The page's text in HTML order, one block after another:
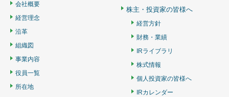
会社概要
経営理念
沿革
組織図
事業内容
役員一覧
所在地
株主・投資家の皆様へ
経営方針
財務・業績
IRライブラリ
株式情報
個人投資家の皆様へ
IRカレンダー